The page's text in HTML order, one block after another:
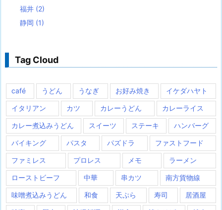
福井 (2)
静岡 (1)
Tag Cloud
café うどん うなぎ お好み焼き イケダハヤト
イタリアン カツ カレーうどん カレーライス
カレー煮込みうどん スイーツ ステーキ ハンバーグ
バイキング パスタ パズドラ ファストフード
ファミレス プロレス メモ ラーメン
ローストビーフ 中華 串カツ 南方貨物線
味噌煮込みうどん 和食 天ぷら 寿司 居酒屋